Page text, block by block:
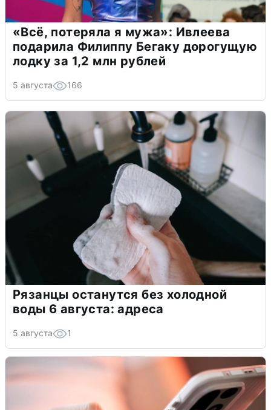
«Всё, потеряла я мужа»: Ивлеева
подарила Филиппу Бегаку дорогущую
лодку за 1,2 млн рублей
5 августа 166
Рязанцы останутся без холодной
воды 6 августа: адреса
5 августа 1